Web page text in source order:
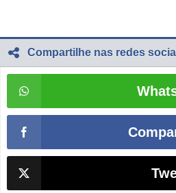
Compartilhe nas redes